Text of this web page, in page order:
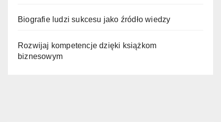
Biografie ludzi sukcesu jako źródło wiedzy
Rozwijaj kompetencje dzięki książkom
biznesowym